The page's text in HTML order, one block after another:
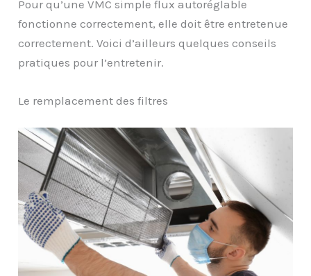
Pour qu’une VMC simple flux autoréglable
fonctionne correctement, elle doit être entretenue
correctement. Voici d’ailleurs quelques conseils
pratiques pour l’entretenir.
Le remplacement des filtres